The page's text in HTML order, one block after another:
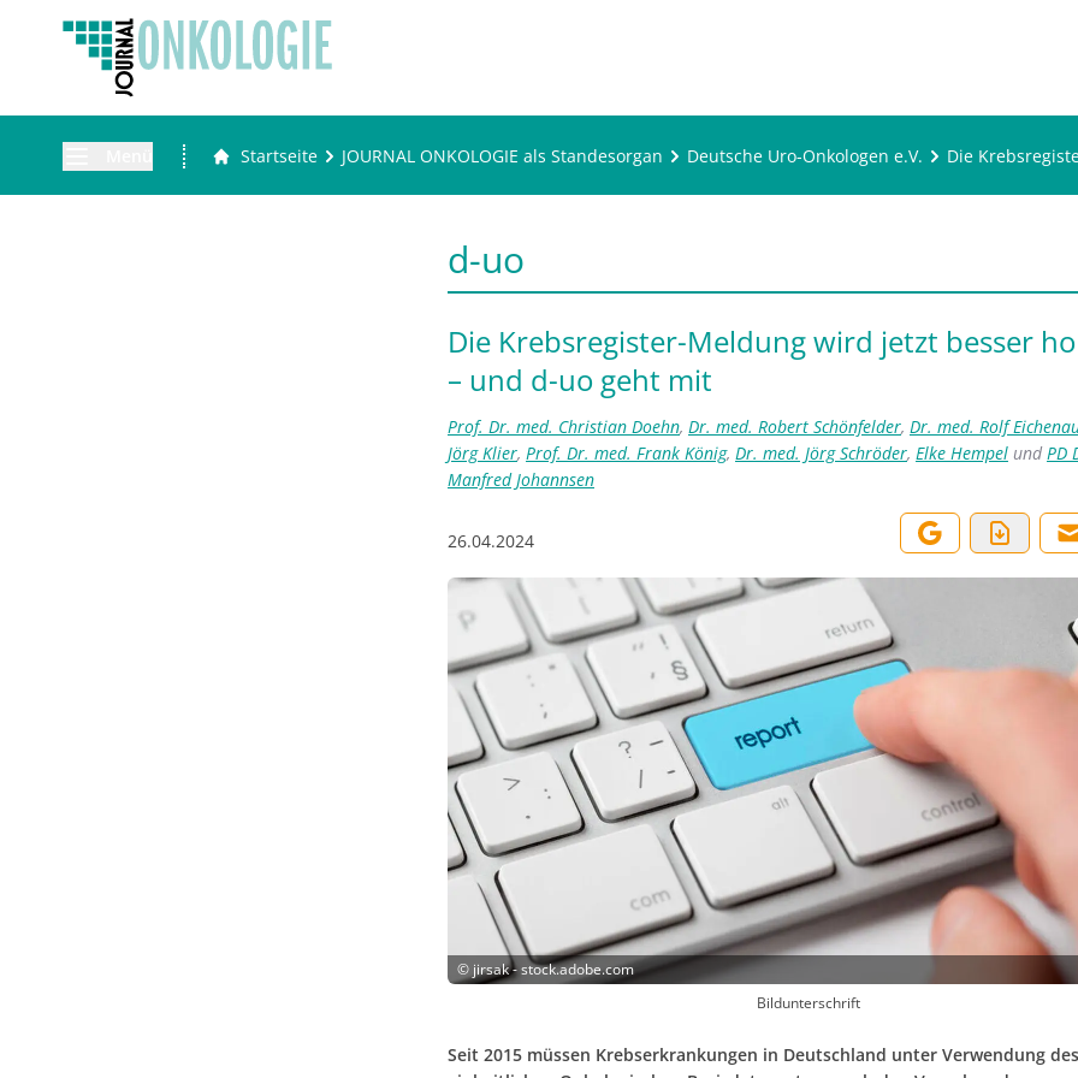
Startseite JOURNAL ONKOLOGIE als Standesorgan Deutsche Uro-Onkologen e.V. Die
d-uo
Die Krebsregister-Meldung wird jetzt besser
– und d-uo geht mit
Prof. Dr. med. Christian Doehn, Dr. med. Robert Schönfelder, Dr. med. Rolf
Jörg Klier, Prof. Dr. med. Frank König, Dr. med. Jörg Schröder, Elke Hempel undPD
Manfred Johannsen
26.04.2024
© jirsak - stock.adobe.com
Bildunterschrift
Seit 2015 müssen Krebserkrankungen in Deutschland unter Verwendung des